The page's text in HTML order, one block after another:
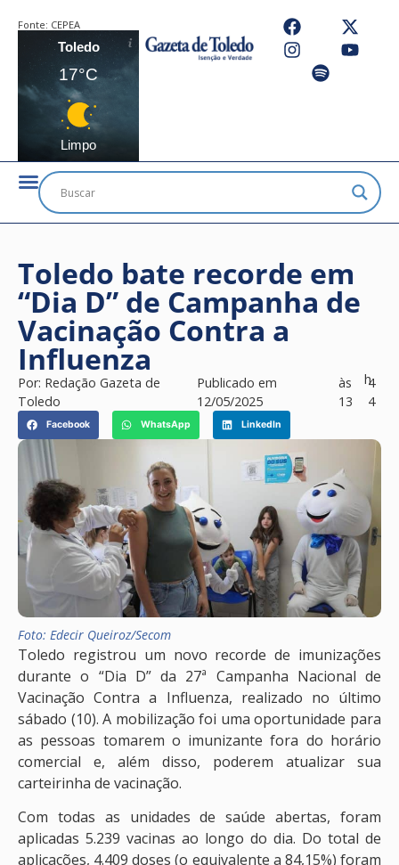
Fonte: CEPEA
Toledo
17°C
Limpo
Toledo bate recorde em
“Dia D” de Campanha de
Vacinação Contra a
Influenza
Por: Redação Gazeta de
Toledo
Publicado em
12/05/2025
às
13
h4
4
Facebook WhatsApp LinkedIn
Foto: Edecir Queiroz/Secom
Toledo registrou um novo recorde de imunizações
durante o “Dia D” da 27ª Campanha Nacional de
Vacinação Contra a Influenza, realizado no último
sábado (10). A mobilização foi uma oportunidade para
as pessoas tomarem o imunizante fora do horário
comercial e, além disso, poderem atualizar sua
carteirinha de vacinação.
Com todas as unidades de saúde abertas, foram
aplicadas 5.239 vacinas ao longo do dia. Do total de
aplicações, 4.409 doses (o equivalente a 84,15%) foram